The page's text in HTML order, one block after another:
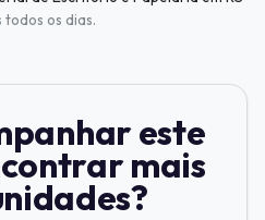
os dias.
este
mais